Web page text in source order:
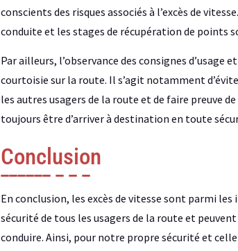
conscients des risques associés à l’excès de
conduite et les stages de récupération de points
Par ailleurs, l’observance des consignes
courtoisie sur la route. Il s’agit notamment
les autres usagers de la route et de faire preuve
toujours être d’arriver à destination en toute
Conclusion
En conclusion, les excès de vitesse sont parmi
sécurité de tous les usagers de la route et
conduire. Ainsi, pour notre propre sécurité et